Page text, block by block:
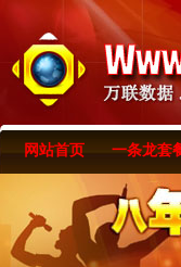
网站首页 一条龙套